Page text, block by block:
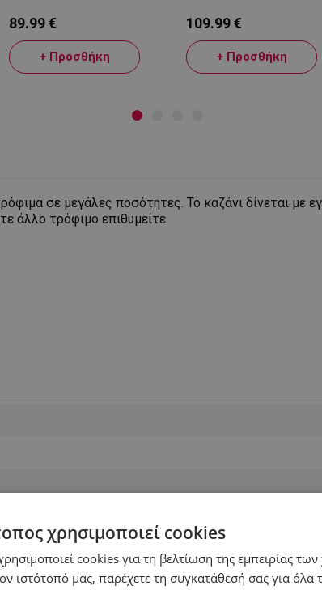
89.99 €
+ Προσθήκη
109.99 €
+ Προσθήκη
σε μεγάλες ποσότητες. Το καζάνι δίνεται με
άλλο τρόφιμο επιθυμείτε.
χρησιμοποιεί cookies
cookies για τη βελτίωση της εμπειρίας
ιστότοπό μας, παρέχετε τη συγκατάθεσή σας για